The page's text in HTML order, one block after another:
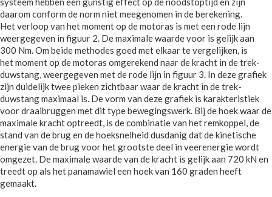
daarom conform de norm niet meegenomen in de berekening.
Het verloop van het moment op de motoras is met een rode lijn
weergegeven in figuur 2. De maximale waarde voor is gelijk aan
300 Nm. Om beide methodes goed met elkaar te vergelijken, is
het moment op de motoras omgerekend naar de kracht in de trek-
duwstang, weergegeven met de rode lijn in figuur 3. In deze grafiek
zijn duidelijk twee pieken zichtbaar waar de kracht in de trek-
duwstang maximaal is. De vorm van deze grafiek is karakteristiek
voor draaibruggen met dit type bewegingswerk. Bij de hoek waar de
maximale kracht optreedt, is de combinatie van het remkoppel, de
stand van de brug en de hoeksnelheid dusdanig dat de kinetische
energie van de brug voor het grootste deel in veerenergie wordt
omgezet. De maximale waarde van de kracht is gelijk aan 720 kN en
treedt op als het panamawiel een hoek van 160 graden heeft
gemaakt.